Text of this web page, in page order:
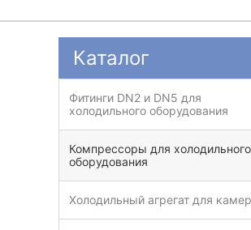
Каталог
Фитинги DN2 и DN5 для
холодильного оборудования
Компрессоры для холодильного
оборудования
Холодильный агрегат для